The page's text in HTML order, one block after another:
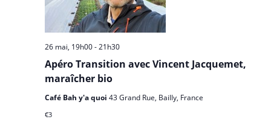
Apéro Transition avec Vincent Jacquemet,
maraîcher bio
26 mai, 19h00-21h30
Café Bah y'a quoi 43 Grand Rue, Bailly, France
€3